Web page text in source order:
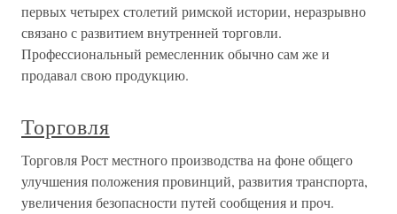
первых четырех столетий римской истории, неразрывно
связано с развитием внутренней торговли.
Профессиональ­ный ремесленник обычно сам же и
продавал свою продукцию.
Торговля
Торговля Рост местного производства на фоне общего
улучшения положения провинций, развития транспорта,
увеличения безопасности путей сооб­щения и проч.